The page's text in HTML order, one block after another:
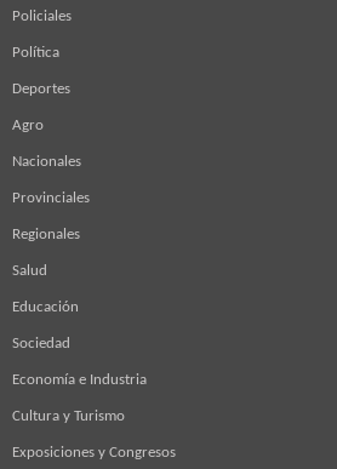
Policiales
Política
Deportes
Agro
Nacionales
Provinciales
Regionales
Salud
Educación
Sociedad
Economía e Industria
Cultura y Turismo
Exposiciones y Congresos